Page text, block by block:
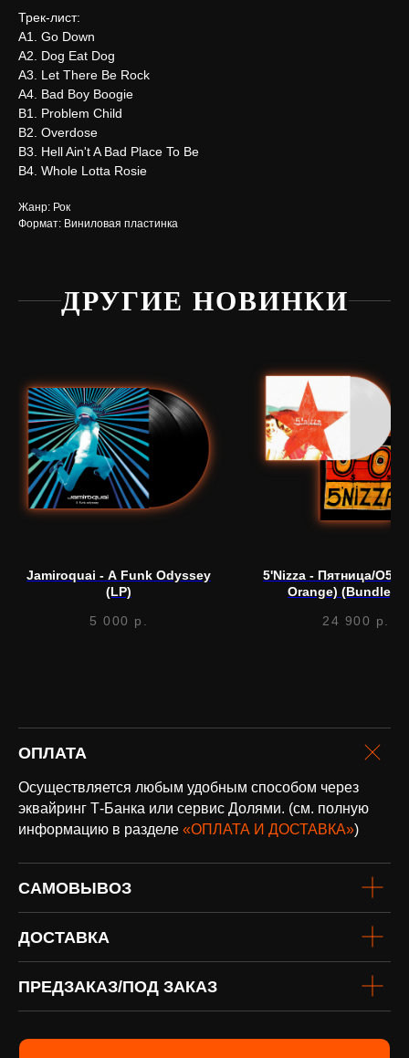
Трек-лист:
A1. Go Down
A2. Dog Eat Dog
A3. Let There Be Rock
A4. Bad Boy Boogie
B1. Problem Child
B2. Overdose
B3. Hell Ain't A Bad Place To Be
B4. Whole Lotta Rosie
Жанр: Рок
Формат: Виниловая пластинка
ДРУГИЕ НОВИНКИ
Jamiroquai - A Funk Odyssey
(LP)
5 000 р.
5'Nizza - Пятница/O5
Orange) (Bundle)
24 900 р.
ОПЛАТА
Осуществляется любым удобным способом через
эквайринг Т-Банка или сервис Долями. (см. полную
информацию в разделе «ОПЛАТА И ДОСТАВКА»)
САМОВЫВОЗ
ДОСТАВКА
ПРЕДЗАКАЗ/ПОД ЗАКАЗ
винил
Под заказ
Нужна
помощь?
Написать в Telegram
оплата и
доставка
Подробнее
СНГ